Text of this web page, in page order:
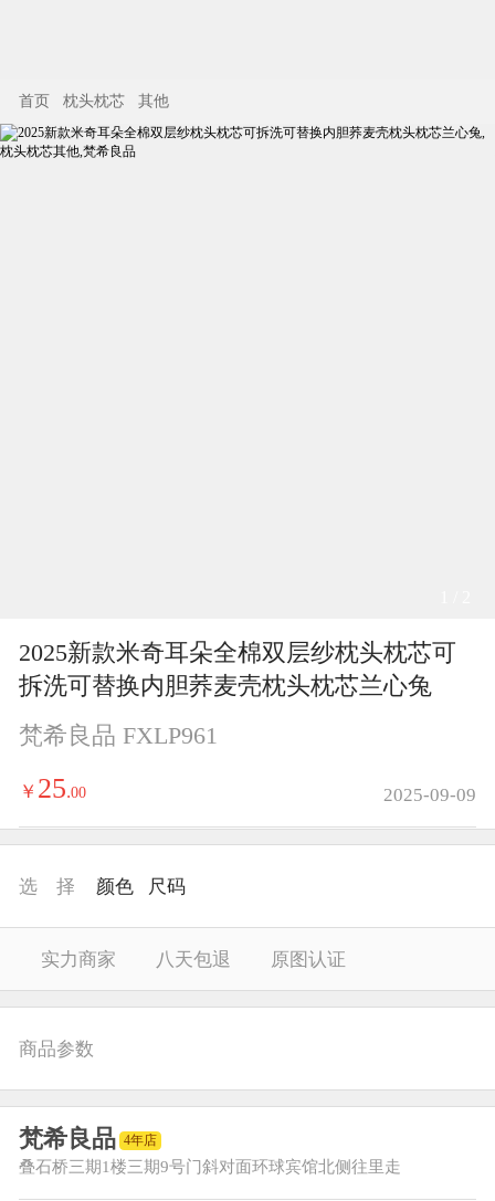
首页 枕头枕芯 其他
2025新款米奇耳朵全棉双层纱枕头枕芯可
拆洗可替换内胆荞麦壳枕头枕芯兰心兔
梵希良品 FXLP961
￥ 25.00 2025-09-09
选 择 颜色 尺码
实力商家 八天包退 原图认证
商品参数
梵希良品 4年店
叠石桥三期1楼三期9号门斜对面环球宾馆北侧往里走